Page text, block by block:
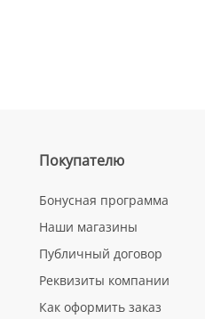
Покупателю
Бонусная программа
Наши магазины
Публичный договор
Реквизиты компании
Как оформить заказ